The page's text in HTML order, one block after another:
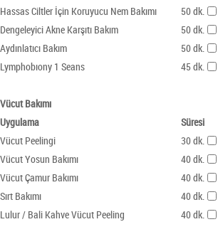
Hassas Ciltler İçin Koruyucu Nem Bakımı
50 dk.
Dengeleyici Akne Karşıtı Bakım
50 dk.
Aydınlatıcı Bakım
50 dk.
Lymphobıony 1 Seans
45 dk.
Vücut Bakımı
Uygulama
Süresi
Vücut Peelingi
30 dk.
Vücut Yosun Bakımı
40 dk.
Vücut Çamur Bakımı
40 dk.
Sırt Bakımı
40 dk.
Lulur / Bali Kahve Vücut Peeling
40 dk.